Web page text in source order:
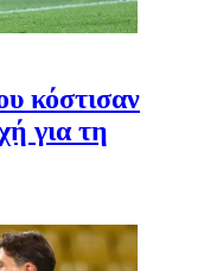
κόστισαν
για τη